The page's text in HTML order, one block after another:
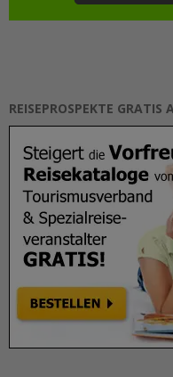
REISEPROSPEKTE GRATIS